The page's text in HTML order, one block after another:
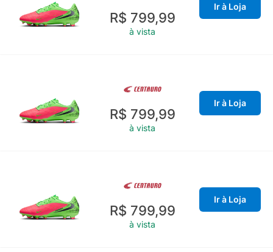
R$ 799,99
à vista
Ir à Loja
R$ 799,99
à vista
Ir à Loja
R$ 799,99
à vista
Ir à Loja